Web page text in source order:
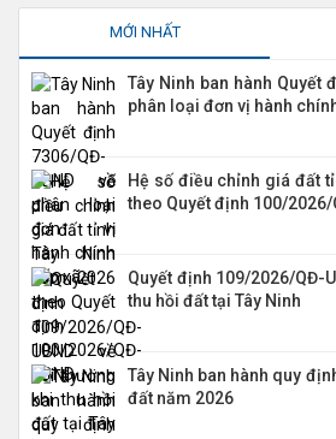
MỚI NHẤT
Tây Ninh ban hành Quyết
phân loại đơn vị hành
Hệ số điều chỉnh giá đất
theo Quyết định 100/2026/
Quyết định 109/2026/QĐ-
thu hồi đất tại Tây Ninh
Tây Ninh ban hành quy
đất năm 2026